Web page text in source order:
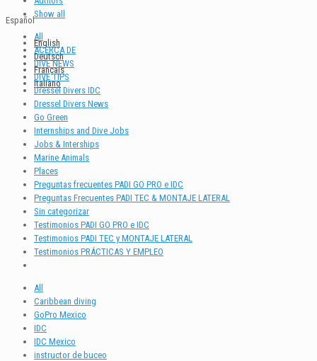
Español
English
Deutsch
Français
Italiano
Show all
All
ACERCA DE
DIVE NEWS
DIVE TIPS
Dressel Divers IDC
Dressel Divers News
Go Green
Internships and Dive Jobs
Jobs & Interships
Marine Animals
Places
Preguntas frecuentes PADI GO PRO e IDC
Preguntas Frecuentes PADI TEC & MONTAJE LATERAL
Sin categorizar
Testimonios PADI GO PRO e IDC
Testimonios PADI TEC y MONTAJE LATERAL
Testimonios PRÁCTICAS Y EMPLEO
All
Caribbean diving
GoPro Mexico
IDC
IDC Mexico
instructor de buceo